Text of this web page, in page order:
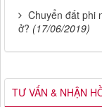
Chuyển đất phi
ở? (17/06/2019)
TƯ VẤN & NHẬN